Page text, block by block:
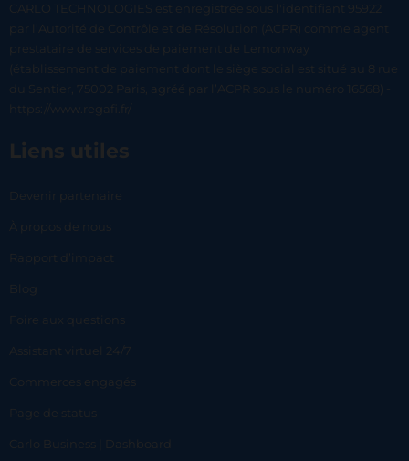
CARLO TECHNOLOGIES est enregistrée sous l'identifiant 95922
par l’Autorité de Contrôle et de Résolution (ACPR) comme agent
prestataire de services de paiement de Lemonway
(établissement de paiement dont le siège social est situé au 8 rue
du Sentier, 75002 Paris, agréé par l’ACPR sous le numéro 16568) -
https://www.regafi.fr/
Liens utiles
Devenir partenaire
À propos de nous
Rapport d’impact
Blog
Foire aux questions
Assistant virtuel 24/7
Commerces engagés
Page de status
Carlo Business | Dashboard